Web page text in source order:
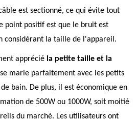
est sectionné, ce qui évite tout
point positif est que le bruit est
considérant la taille de l'appareil.
apprécié la petite taille et la
marie parfaitement avec les petits
bain. De plus, il est économique en
de 500W ou 1000W, soit moitié
du marché. Les utilisateurs ont